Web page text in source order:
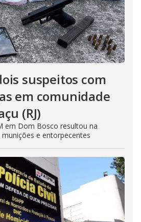
suspeitos com
em comunidade
(RJ)
em Dom Bosco resultou na
e entorpecentes